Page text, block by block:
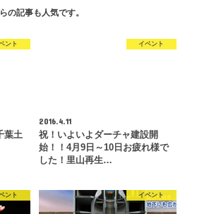
の記事も人気です。
ント
葉土
イベント
2016.4.11
祝！いよいよダーチャ建設開
始！！4月9日～10日お疲れ様で
した！里山再生…
ント イベント